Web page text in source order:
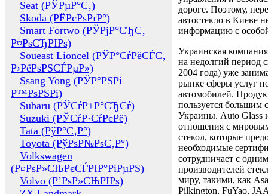
Seat (РЎРµР°С‚)
Skoda (РЁРєРѕРґР°)
Smart Fortwo (РЎРјР°СЂС‚
Р¤РѕСЂРІРѕ)
Soueast Lioncel (РЎР°СѓРёСЃС‚
Р›РёРѕРЅСЃРµР»)
Ssang Yong (РЎР°РЅРі
Р™РѕРЅРі)
Subaru (РЎСѓР±Р°СЂСѓ)
Suzuki (РЎСѓР·СѓРєРё)
Tata (РўР°С‚Р°)
Toyota (РўРѕР№РѕС‚Р°)
Volkswagen
(Р¤РѕР»СЊРєСЃРІР°РіРµРЅ)
Volvo (Р’РѕР»СЊРІРѕ)
дороге. Поэтому,
автостекло в Киеве
информацию с
Украинская
на недолгий период
2004 года) уже
рынке сферы услуг
автомобилей.
пользуется большим
Украины. Auto Glass
отношения с
стекол, которые
необходимые
сотрудничает с
производителей
миру, такими, как
Pilkington, FuYao,